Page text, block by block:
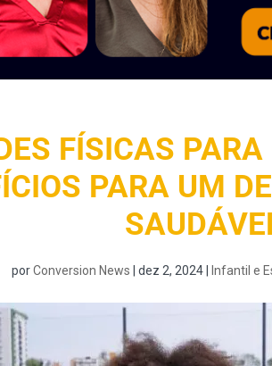
FÍSICAS
PARA UM
porConversion News dez 2, 2024 Infantil e